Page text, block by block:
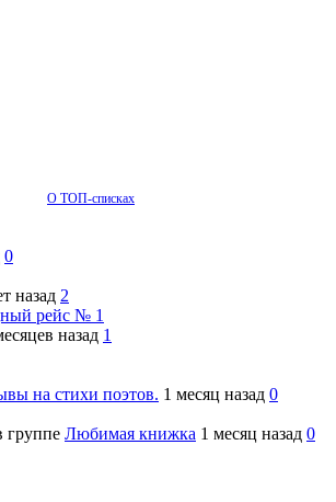
О ТОП-списках
0
назад 2
рейс № 1
назад 1
на стихи поэтов. 1 месяц назад 0
группе Любимая книжка 1 месяц назад 0